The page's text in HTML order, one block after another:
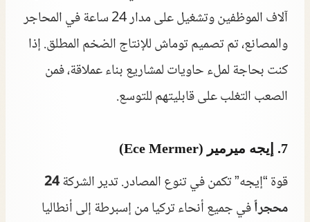
آلاف الموظفين وتشغيل على مدار 24 ساعة في المحاجر
والمصانع، تم تصميم توماش للإنتاج الضخم المطلق. إذا
كنت بحاجة لملء حاويات لمشاريع بناء عملاقة، فمن
الصعب التغلب على قابليتهم للتوسع.
7. إيجه ميرمير (Ece Mermer)
قوة “إيجه” تكمن في تنوع المصادر. تدير الشركة24
محجراًفي جميع أنحاء تركيا من إسبرطة إلى أنطاليا